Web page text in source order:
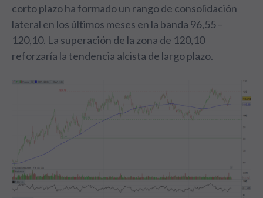
corto plazo ha formado un rango de consolidación
lateral en los últimos meses en la banda 96,55 –
120,10. La superación de la zona de 120,10
reforzaría la tendencia alcista de largo plazo.